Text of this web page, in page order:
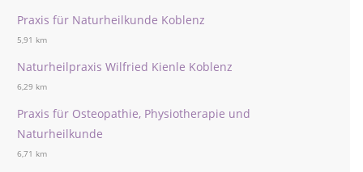
Praxis für Naturheilkunde Koblenz
5,91 km
Naturheilpraxis Wilfried Kienle Koblenz
6,29 km
Praxis für Osteopathie, Physiotherapie und
Naturheilkunde
6,71 km